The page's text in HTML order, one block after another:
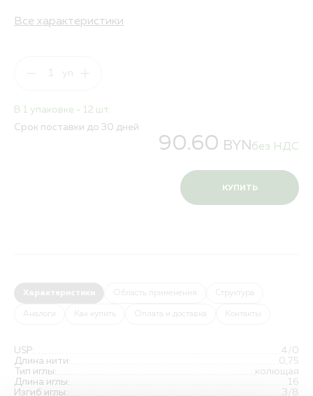
Все характеристики
В 1 упаковке - 12 шт.
Срок поставки до 30 дней
90.60 BYN без НДС
КУПИТЬ
Характеристики Область применения Структура
Аналоги Как купить Оплата и доставка Контакты
USP:
4/0
Длина нити:
0,75
Тип иглы:
колющая
Длина иглы:
16
Изгиб иглы:
3/8